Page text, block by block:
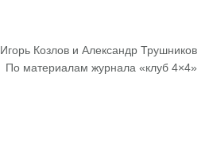
Игорь Козлов и Александр Трушников
По материалам журнала «клуб 4×4»